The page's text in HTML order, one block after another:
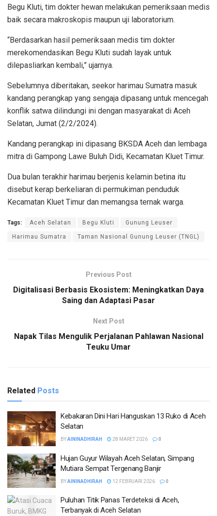
Begu Kluti, tim dokter hewan melakukan pemeriksaan medis
baik secara makroskopis maupun uji laboratorium.
“Berdasarkan hasil pemeriksaan medis tim dokter
merekomendasikan Begu Kluti sudah layak untuk
dilepasliarkan kembali,” ujarnya.
Sebelumnya diberitakan, seekor harimau Sumatra masuk
kandang perangkap yang sengaja dipasang untuk mencegah
konflik satwa dilindungi ini dengan masyarakat di Aceh
Selatan, Jumat (2/2/2024).
Kandang perangkap ini dipasang BKSDA Aceh dan lembaga
mitra di Gampong Lawe Buluh Didi, Kecamatan Kluet Timur.
Dua bulan terakhir harimau berjenis kelamin betina itu
disebut kerap berkeliaran di permukiman penduduk
Kecamatan Kluet Timur dan memangsa ternak warga.
Tags: Aceh Selatan Begu Kluti Gunung Leuser
Harimau Sumatra Taman Nasional Gunung Leuser (TNGL)
Previous Post
Digitalisasi Berbasis Ekosistem: Meningkatkan Daya
Saing dan Adaptasi Pasar
Next Post
Napak Tilas Mengulik Perjalanan Pahlawan Nasional
Teuku Umar
Related Posts
Kebakaran Dini Hari Hanguskan 13 Ruko di Aceh
Selatan
BYAININADHIRAH 28 MARET 2026 0
Hujan Guyur Wilayah Aceh Selatan, Simpang
Mutiara Sempat Tergenang Banjir
BYAININADHIRAH 12 FEBRUARI 2026 0
Puluhan Titik Panas Terdeteksi di Aceh,
Terbanyak di Aceh Selatan